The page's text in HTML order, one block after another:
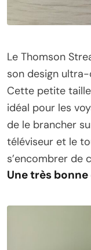
Le Thomson
son design
Cette petite
idéal pour les
de le brancher
téléviseur et le
s’encombrer de
Une très